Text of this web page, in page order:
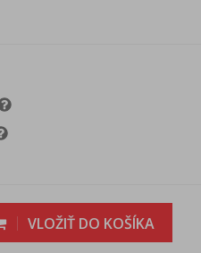
VLOŽIŤ DO KOŠÍKA